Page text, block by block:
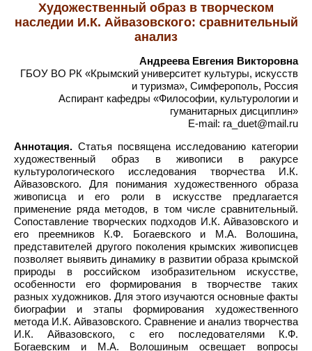
Художественный образ в творческом
наследии И.К. Айвазовского: сравнительный
анализ
Андреева Евгения Викторовна
ГБОУ ВО РК «Крымский университет культуры, искусств
и туризма», Симферополь, Россия
Аспирант кафедры «Философии, культурологии и
гуманитарных дисциплин»
E-mail: ra_duet@mail.ru
Аннотация. Статья посвящена исследованию категории
художественный образ в живописи в ракурсе
культурологического исследования творчества И.К.
Айвазовского. Для понимания художественного образа
живописца и его роли в искусстве предлагается
применение ряда методов, в том числе сравнительный.
Сопоставление творческих подходов И.К. Айвазовского и
его преемников К.Ф. Богаевского и М.А. Волошина,
представителей другого поколения крымских живописцев
позволяет выявить динамику в развитии образа крымской
природы в российском изобразительном искусстве,
особенности его формирования в творчестве таких
разных художников. Для этого изучаются основные факты
биографии и этапы формирования художественного
метода И.К. Айвазовского. Сравнение и анализ творчества
И.К. Айвазовского, с его последователями К.Ф.
Богаевским и М.А. Волошиным освещает вопросы